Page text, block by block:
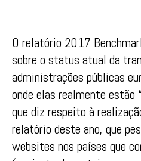
O relatório 2017
sobre o status atual da
administrações públicas
onde elas realmente estão
que diz respeito à
relatório deste ano, que
websites nos países que